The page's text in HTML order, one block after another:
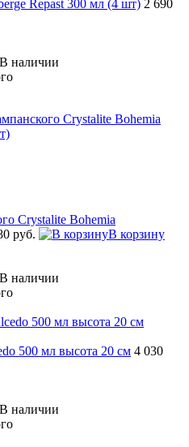
Repast 300 мл (4 шт) 2 690
В наличии
Crystalite Bohemia
руб.
В корзину
В наличии
500 мл высота 20 см 4 030
В наличии